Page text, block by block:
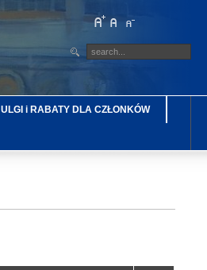
ULGI i RABATY DLA CZŁONKÓW